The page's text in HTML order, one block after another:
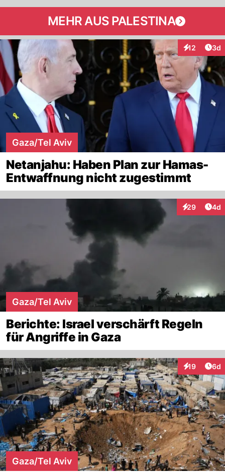
MEHR AUS PALESTINA
12
Interaktionen
3d
Gaza/Tel Aviv
Netanjahu: Haben Plan zur Hamas-
Entwaffnung nicht zugestimmt
29
Interaktionen
4d
Gaza/Tel Aviv
Berichte: Israel verschärft Regeln
für Angriffe in Gaza
19
Interaktionen
6d
Gaza/Tel Aviv